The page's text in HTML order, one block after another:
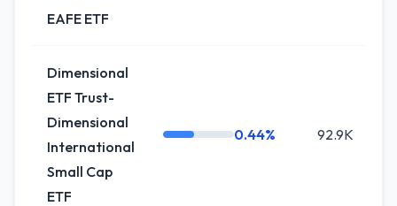
EAFE ETF
Dimensional
ETF Trust-
Dimensional
International
Small Cap
ETF
0.44% 92.9K